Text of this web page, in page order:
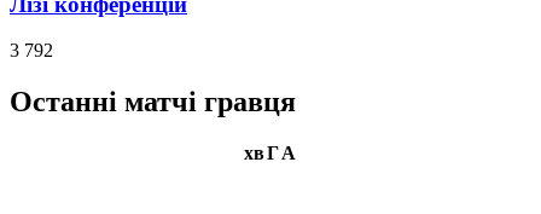
3 792
Останні матчі гравця
хвГА